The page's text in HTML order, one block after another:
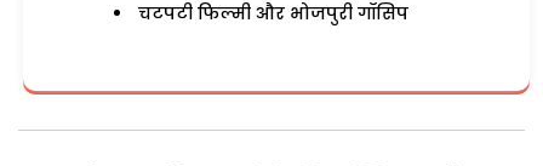
चटपटी फिल्मी और भोजपुरी गॉसिप